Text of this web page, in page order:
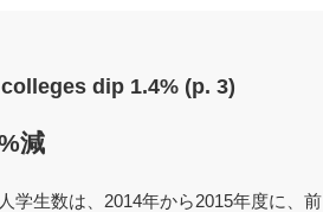
dip 1.4% (p. 3)
減
学生数は、2014年から2015年度に、前